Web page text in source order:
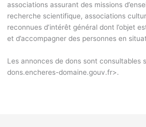
associations assurant des missions
recherche scientifique, associations
reconnues d’intérêt général dont l’objet
et d’accompagner des personnes en
Les annonces de dons sont consultables
dons.encheres-domaine.gouv.fr>.